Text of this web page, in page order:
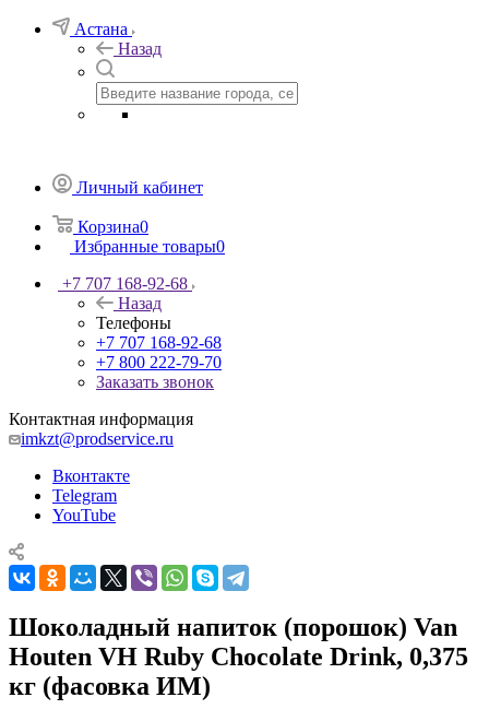
Астана
Назад
Личный кабинет
Корзина0
Избранные товары0
+7 707 168-92-68
Назад
Телефоны
+7 707 168-92-68
+7 800 222-79-70
Заказать звонок
Контактная информация
imkzt@prodservice.ru
Вконтакте
Telegram
YouTube
Шоколадный напиток (порошок) Van
Houten VH Ruby Chocolate Drink, 0,375
кг (фасовка ИМ)